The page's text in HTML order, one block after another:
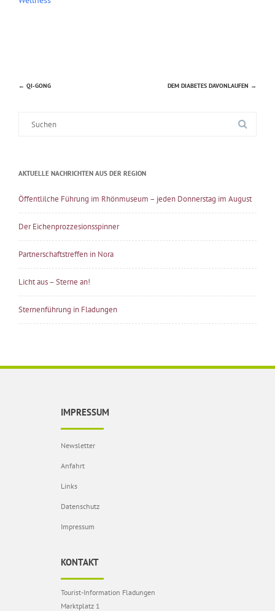
Beitragsnavigation
← QI-GONG DEM DIABETES DAVONLAUFEN →
AKTUELLE NACHRICHTEN AUS DER REGION
Öffentlilche Führung im Rhönmuseum – jeden Donnerstag im August
Der Eichenprozzesionsspinner
Partnerschaftstreffen in Nora
Licht aus – Sterne an!
Sternenführung in Fladungen
IMPRESSUM
Newsletter
Anfahrt
Links
Datenschutz
Impressum
KONTAKT
Tourist-Information Fladungen
Marktplatz 1